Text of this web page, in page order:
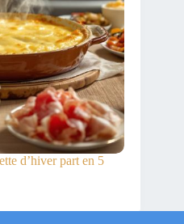
d’hiver part en 5